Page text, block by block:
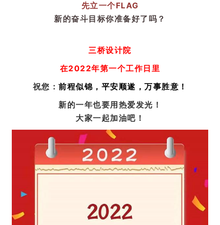
先立一个FLAG
新的奋斗目标你准备好了吗？
三桥设计院
在2022年第一个工作日里
祝您： 前程似锦，平安顺遂，万事胜意！
新的一年也要用热爱发光！
大家一起加油吧！